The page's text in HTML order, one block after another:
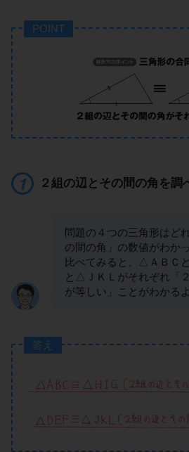
POINT
２組の辺とその間の角を調
問題の４つの三角形はど
の間の角」の数値がわか
比べてみると、△ＡＢＣ
と△ＪＫＬがそれぞれ「
が等しい」ことがわかるよ
答え